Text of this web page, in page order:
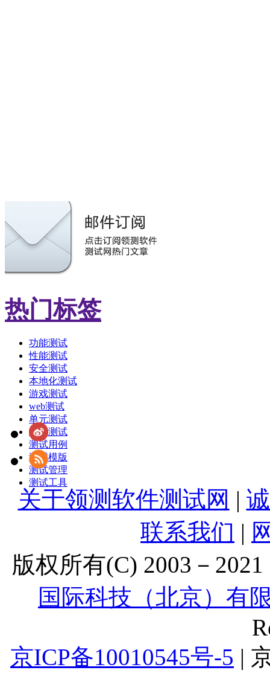
热门标签
功能测试
性能测试
安全测试
本地化测试
游戏测试
web测试
单元测试
敏捷测试
测试用例
测试模版
测试管理
测试工具
关于领测软件测试网 |
联系我们 |
版权所有(C) 2003－2021
国际科技（北京）有
京ICP备10010545号-5 |